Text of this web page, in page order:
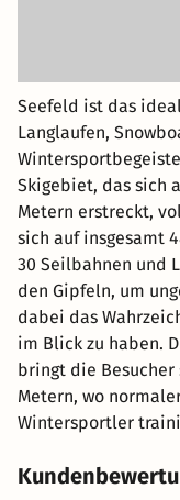
Seefeld ist das
Langlaufen,
Skigebiet, das sich
Metern erstreckt,
sich auf insgesamt
30 Seilbahnen und
den Gipfeln, um
dabei das
im Blick zu haben.
bringt die Besucher
Metern, wo
Wintersportler